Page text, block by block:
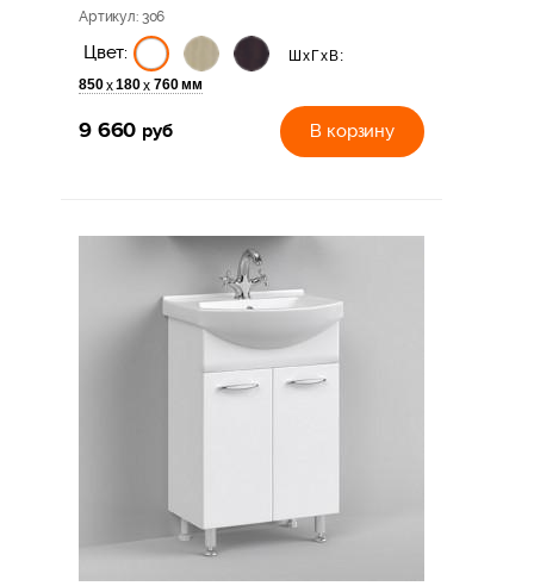
Артикул: 306
Цвет:
ШхГхВ:
850х 180х 760 мм
9 660 руб В корзину